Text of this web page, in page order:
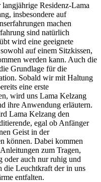
Residenz-Lama
insbesondere auf
machen
sind natürlich
wird eine geeignete
auf einem Sitzkissen,
werden kann. Auch die
Grundlage für die
Sobald wir mit Haltung
eine erste
wird uns Lama Kelzang
ihre Anwendung erläutern.
Lama Kelzang den
egal ob Anfänger
Geist in der
können. Dabei kommen
zum Tragen,
oder auch nur ruhig und
die Leuchtkraft der in uns
entfalten.